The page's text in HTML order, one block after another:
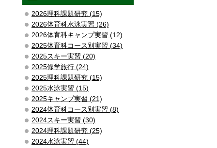
2026理科課題研究 (15)
2026体育科水泳実習 (26)
2026体育科キャンプ実習 (12)
2025体育科コース別実習 (34)
2025スキー実習 (20)
2025修学旅行 (24)
2025理科課題研究 (15)
2025水泳実習 (15)
2025キャンプ実習 (21)
2024体育科コース別実習 (8)
2024スキー実習 (30)
2024理科課題研究 (25)
2024水泳実習 (44)